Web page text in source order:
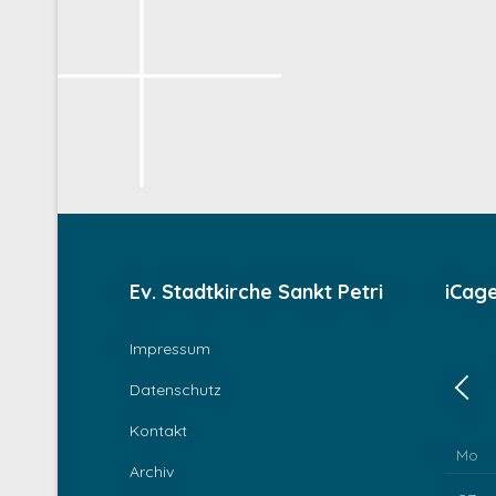
Ev. Stadtkirche Sankt Petri
Impressum
Datenschutz
Kontakt
Archiv
Mo